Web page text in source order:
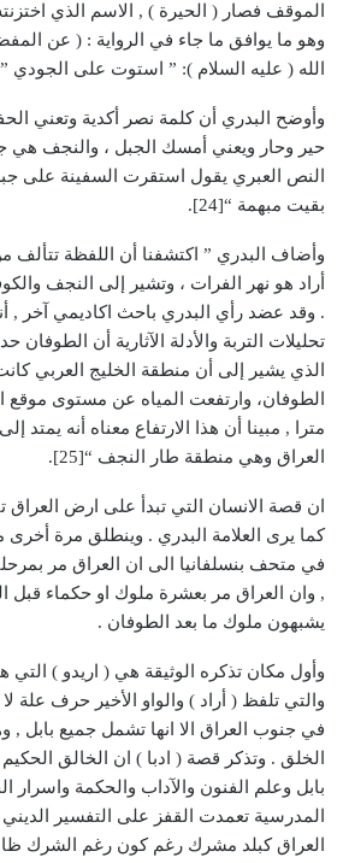
وهو ما يوافق ما جاء في الرواية : ( عن
الله ( عليه السلام ): ” استوت على الجودي ”
وأوضح البدري أن كلمة نصر أكدية وتعني
حير وحار ويعني أمسك الجبل ، والنجف هي
النص العبري يقول استقرت السفينة على
بقيت مبهمة “[24].
وأضاف البدري ” اكتشفنا أن اللفظة تتألف
أراد هو نهر الفرات ، وتشير إلى النجف
. وقد عضد رأي البدري باحث اكاديمي آخر ,
الذي يشير إلى أن منطقة الخليج العربي
مترا , مبينا أن هذا الارتفاع معناه أنه
العراق وهي منطقة طار النجف “[25].
ان قصة الانسان التي تبدأ على ارض
كما يرى العلامة البدري . وينطلق مرة
في متحف بنسلفانيا الى ان العراق مر
, وان العراق مر بعشرة ملوك او حكماء قبل
يشبهون ملوك ما بعد الطوفان .
وأول مكان تذكره الوثيقة هي ( اريدو )
والتي تلفظ ( أراد ) والواو الأخير حرف علة
في جنوب العراق الا انها تشمل جميع بابل ,
الخلق . وتذكر قصة ( ادبا ) ان الخالق
بابل وعلم الفنون والآداب والحكمة واسرار
المدرسية تعمدت القفز على التفسير الديني
العراق كبلد مشرك رغم كون رغم الشرك